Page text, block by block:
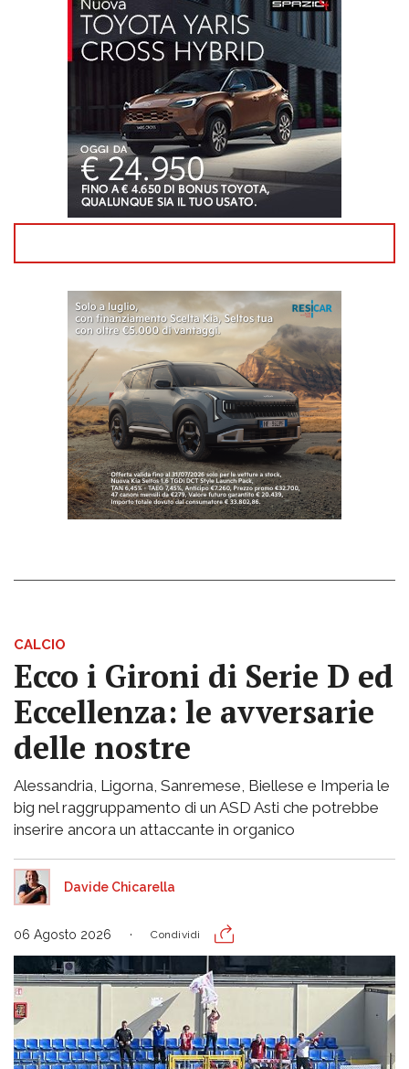
CALCIO
Ecco i Gironi di Serie D ed
Eccellenza: le avversarie
delle nostre
Alessandria, Ligorna, Sanremese, Biellese e Imperia le
big nel raggruppamento di un ASD Asti che potrebbe
inserire ancora un attaccante in organico
Davide Chicarella
06 Agosto 2026 Condividi